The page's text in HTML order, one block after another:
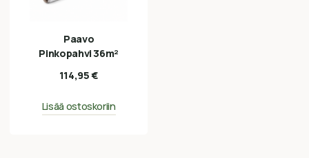
Paavo
Pinkopahvi 36m²
114,95€
Lisää ostoskoriin